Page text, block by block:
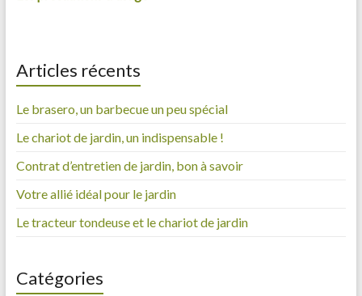
Articles récents
Le brasero, un barbecue un peu spécial
Le chariot de jardin, un indispensable !
Contrat d’entretien de jardin, bon à savoir
Votre allié idéal pour le jardin
Le tracteur tondeuse et le chariot de jardin
Catégories